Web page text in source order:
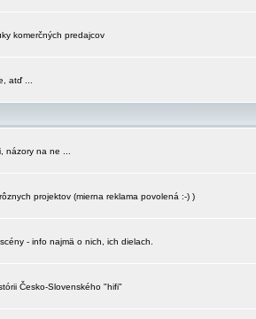
komerčných predajcov
atď ...
názory na ne ...
projektov (mierna reklama povolená :-) )
- info najmä o nich, ich dielach.
Česko-Slovenského "hifi"